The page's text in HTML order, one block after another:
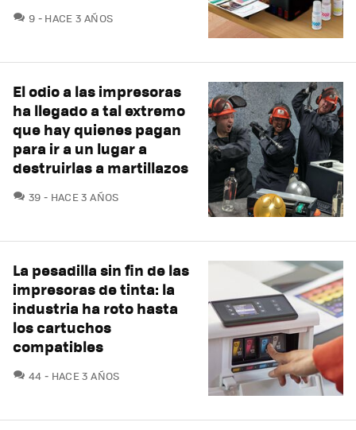
9 COMENTARIOS
HACE 3 AÑOS
El odio a las impresoras
ha llegado a tal extremo
que hay quienes pagan
para ir a un lugar a
destruirlas a martillazos
39 COMENTARIOS
HACE 3 AÑOS
La pesadilla sin fin de las
impresoras de tinta: la
industria ha roto hasta
los cartuchos
compatibles
44 COMENTARIOS
HACE 3 AÑOS